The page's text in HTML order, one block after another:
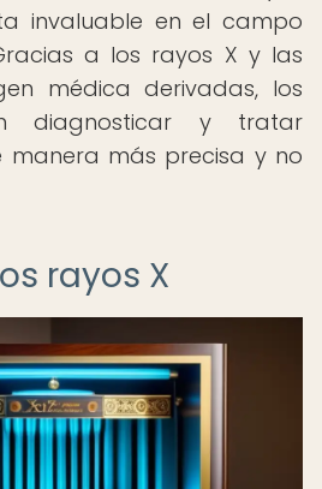
invaluable en el campo
a los rayos X y las
médica derivadas, los
diagnosticar y tratar
manera más precisa y no
rayos X